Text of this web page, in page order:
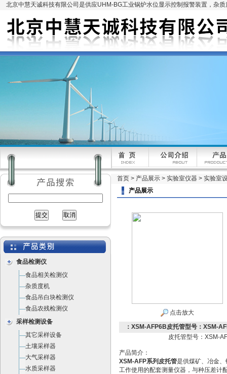
北京中慧天诚科技有限公司是供应UHM-BG工业锅炉水位显示控制报警装置，杂
食品检测仪
食品相关检测仪
杂质度机
食品吊白块检测仪
食品农残检测仪
采样检测设备
其它采样设备
土壤采样器
大气采样器
水质采样器
首页 > 产品展示 > 实验室仪器 > 实验室
产品展示
点击放大
：XSM-AFP6B皮托管型号：XSM-
皮托管型号：XSM-
产品简介：
XSM-AFP系列皮托管是供煤矿、冶金
工作使用的配套测量仪器，与种压差计